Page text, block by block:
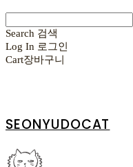
Search 검색
Log In 로그인
Cart장바구니
SEONYUDOCAT